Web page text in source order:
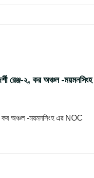
রেঞ্জ-২, কর অঞ্চল -
২, কর অঞ্চল -ময়মনসিংহ এর NOC